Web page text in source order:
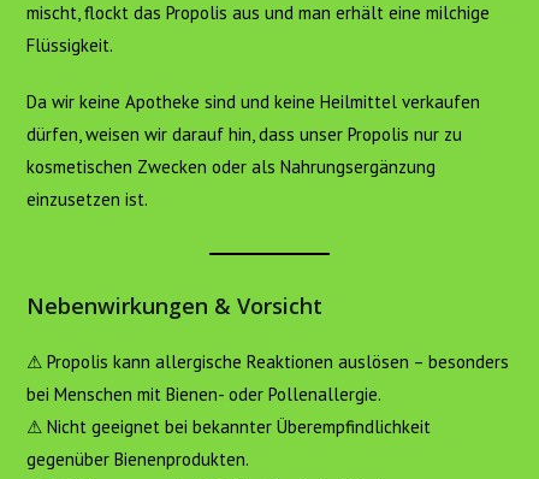
mischt, flockt das Propolis aus und man erhält eine milchige
Flüssigkeit.
Da wir keine Apotheke sind und keine Heilmittel verkaufen
dürfen, weisen wir darauf hin, dass unser Propolis nur zu
kosmetischen Zwecken oder als Nahrungsergänzung
einzusetzen ist.
Nebenwirkungen & Vorsicht
⚠ Propolis kann allergische Reaktionen auslösen – besonders
bei Menschen mit Bienen- oder Pollenallergie.
⚠ Nicht geeignet bei bekannter Überempfindlichkeit
gegenüber Bienenprodukten.